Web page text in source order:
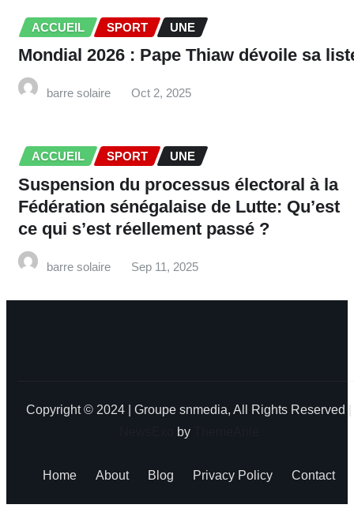
ACCUEIL SPORT UNE
Mondial 2026 : Pape Thiaw dévoile sa
barre solaire Oct 2, 2025
ACCUEIL SPORT UNE
‎Suspension du processus électoral à la
Fédération sénégalaise de Lutte: Qu’est
ce qui s’est réellement passé ? ‎‎
barre solaire Sep 11, 2025
Copyright © 2024 | Groupe snmedia, All Rights Reserved
by
Home About Blog Privacy Policy Contact